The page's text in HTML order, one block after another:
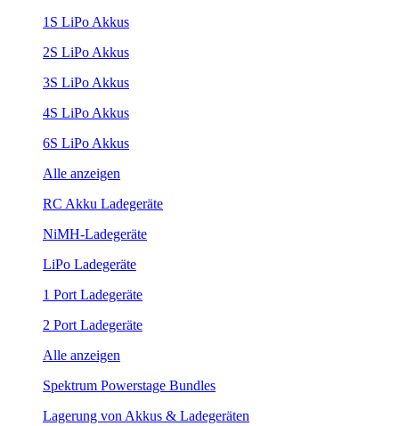
1S LiPo Akkus
2S LiPo Akkus
3S LiPo Akkus
4S LiPo Akkus
6S LiPo Akkus
Alle anzeigen
RC Akku Ladegeräte
NiMH-Ladegeräte
LiPo Ladegeräte
1 Port Ladegeräte
2 Port Ladegeräte
Alle anzeigen
Spektrum Powerstage Bundles
Lagerung von Akkus & Ladegeräten